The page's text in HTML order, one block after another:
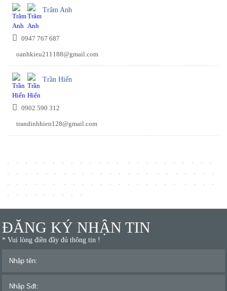
Trâm Anh
0947 767 687
oanhkieu211188@gmail.com
Trần Hiến
0902 590 312
trandinhhien128@gmail.com
ĐĂNG KÝ NHẬN TIN
* Vui lòng điền đầy đủ thông tin !